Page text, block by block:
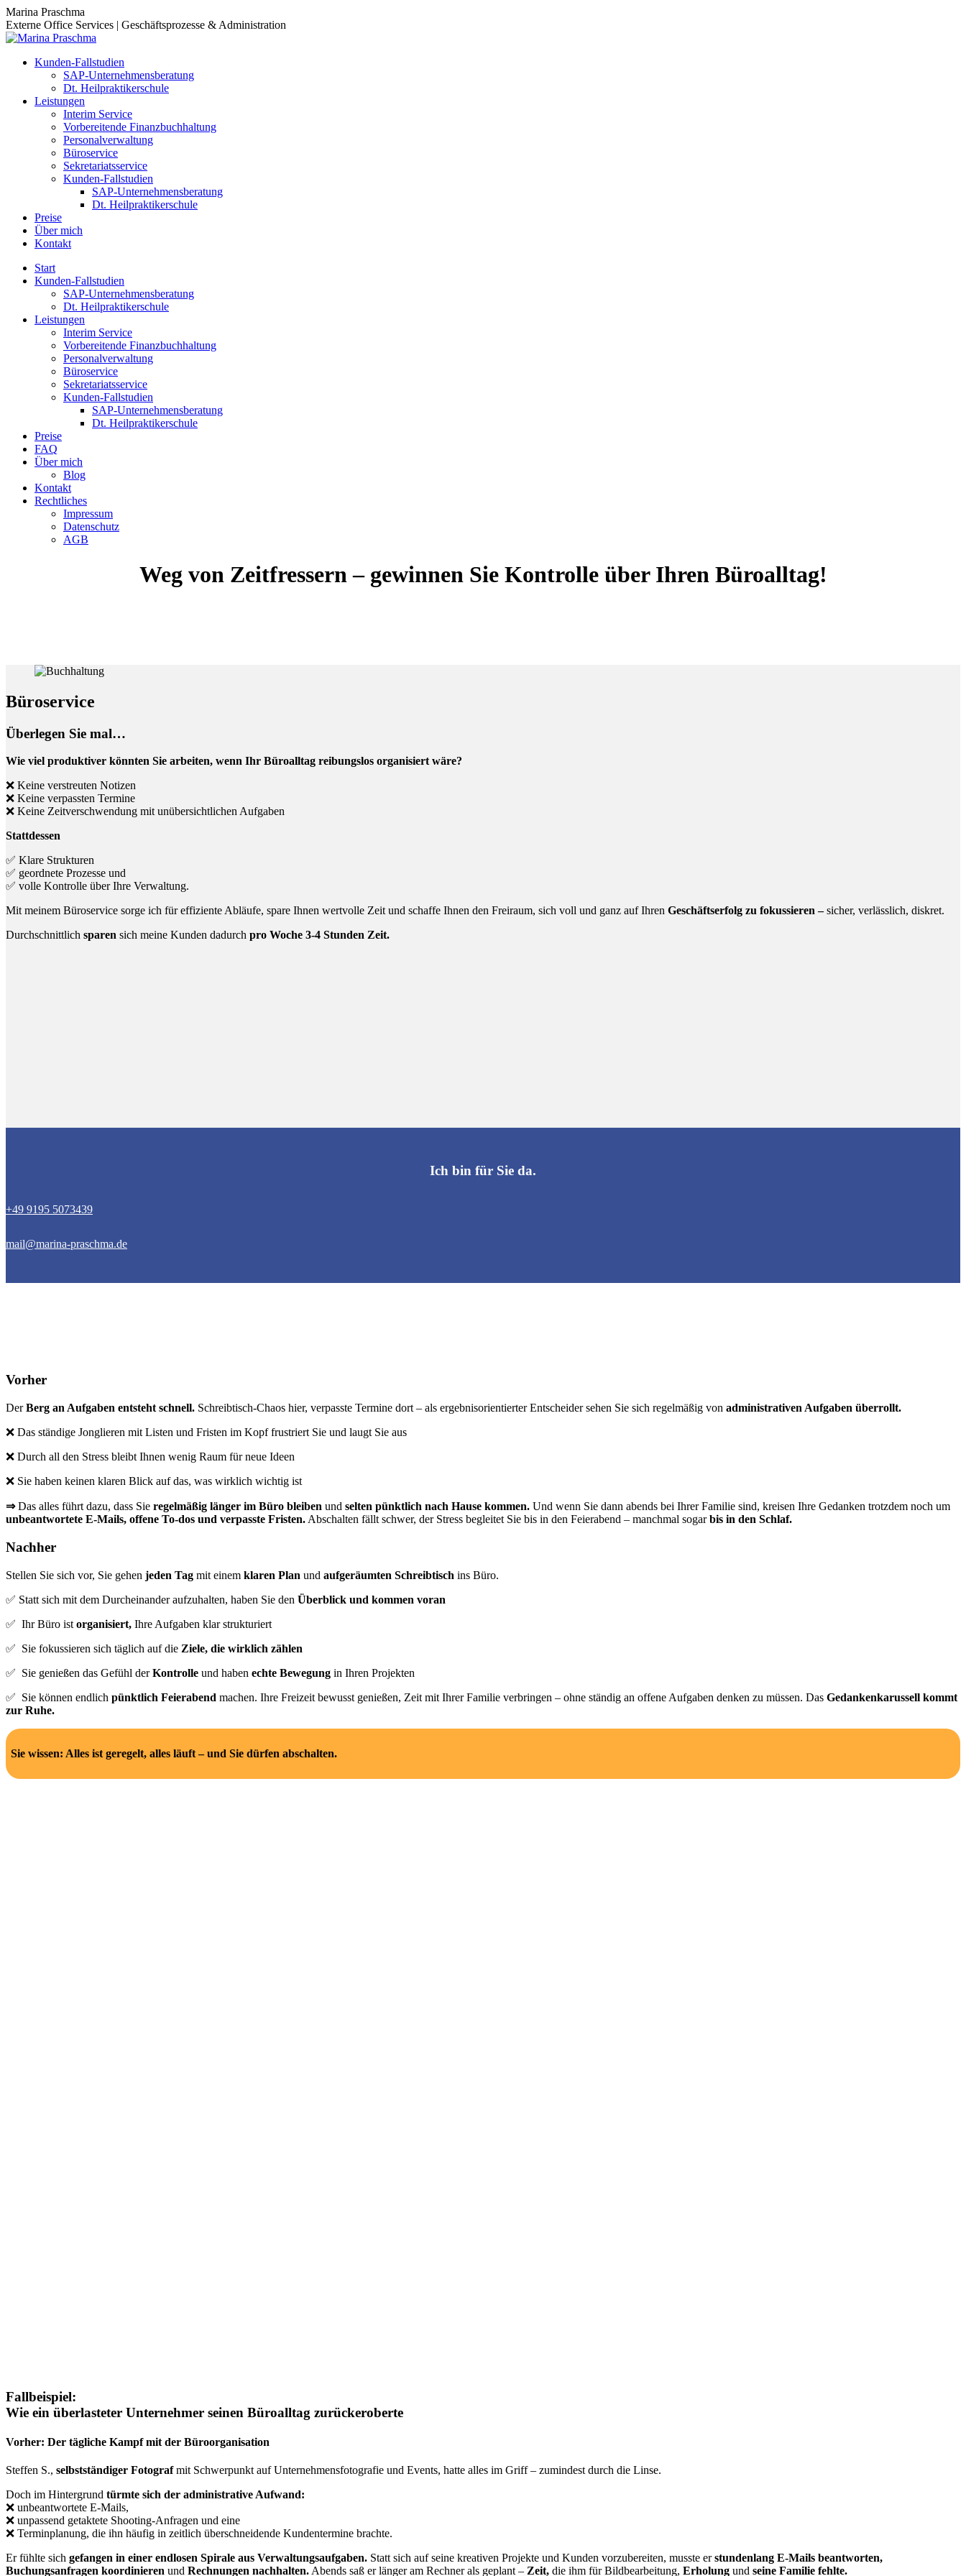
Zum
Inhalt
springen
Marina Praschma
Externe Office Services | Geschäftsprozesse & Administration
Kunden-Fallstudien
SAP-Unternehmensberatung
Dt. Heilpraktikerschule
Leistungen
Interim Service
Vorbereitende Finanzbuchhaltung
Personalverwaltung
Büroservice
Sekretariatsservice
Kunden-Fallstudien
SAP-Unternehmensberatung
Dt. Heilpraktikerschule
Preise
Über mich
Kontakt
Start
Kunden-Fallstudien
SAP-Unternehmensberatung
Dt. Heilpraktikerschule
Leistungen
Interim Service
Vorbereitende Finanzbuchhaltung
Personalverwaltung
Büroservice
Sekretariatsservice
Kunden-Fallstudien
SAP-Unternehmensberatung
Dt. Heilpraktikerschule
Preise
FAQ
Über mich
Blog
Kontakt
Rechtliches
Impressum
Datenschutz
AGB
Weg von Zeitfressern – gewinnen Sie Kontrolle über Ihren Büroalltag!
Büroservice
Überlegen Sie mal…
Wie viel produktiver könnten Sie arbeiten, wenn Ihr Büroalltag reibungslos organisiert wäre?
❌ Keine verstreuten Notizen
❌ Keine verpassten Termine
❌ Keine Zeitverschwendung mit unübersichtlichen Aufgaben
Stattdessen
✅ Klare Strukturen
✅ geordnete Prozesse und
✅ volle Kontrolle über Ihre Verwaltung.
Mit meinem Büroservice sorge ich für effiziente Abläufe, spare Ihnen wertvolle Zeit und schaffe Ihnen den Freiraum, sich voll und ganz auf Ihren Geschäftserfolg zu fokussieren –sicher, verlässlich, diskret.
Durchschnittlich sparen sich meine Kunden dadurch pro Woche 3-4 Stunden Zeit.
Ich bin für Sie da.
+49 9195 5073439
mail@marina-praschma.de
Vorher
DerBerg an Aufgaben entsteht schnell. Schreibtisch-Chaos hier, verpasste Termine dort – als ergebnisorientierter Entscheider sehen Sie sich regelmäßig von administrativen Aufgaben überrollt.
❌ Das ständige Jonglieren mit Listen und Fristen im Kopf frustriert Sie und laugt Sie aus
❌ Durch all den Stress bleibt Ihnen wenig Raum für neue Ideen
❌ Sie haben keinen klaren Blick auf das, was wirklich wichtig ist
⇒Das alles führt dazu, dass Sie regelmäßig länger im Büro bleiben und selten pünktlich nach Hause kommen. Und wenn Sie dann abends bei Ihrer Familie sind, kreisen Ihre Gedanken trotzdem noch um
unbeantwortete E-Mails, offene To-dos und verpasste Fristen. Abschalten fällt schwer, der Stress begleitet Sie bis in den Feierabend – manchmal sogarbis in den Schlaf.
Nachher
Stellen Sie sich vor, Sie gehen jeden Tag mit einem klaren Plan und aufgeräumten Schreibtisch ins Büro.
✅ Statt sich mit dem Durcheinander aufzuhalten, haben Sie den Überblick und kommen voran
✅ Ihr Büro ist organisiert, Ihre Aufgaben klar strukturiert
✅ Sie fokussieren sich täglich auf die Ziele, die wirklich zählen
✅ Sie genießen das Gefühl derKontrolle und haben echte Bewegung in Ihren Projekten
✅ Sie können endlich pünktlich Feierabend machen. Ihre Freizeit bewusst genießen, Zeit mit Ihrer Familie verbringen – ohne ständig an offene Aufgaben denken zu müssen. Das Gedankenkarussell kommt
zur Ruhe.
Sie wissen: Alles ist geregelt, alles läuft – und Sie dürfen abschalten.
Fallbeispiel:
Wie ein überlasteter Unternehmer seinen Büroalltag zurückeroberte
Vorher: Der tägliche Kampf mit der Büroorganisation
Steffen S., selbstständiger Fotografmit Schwerpunkt auf Unternehmensfotografie und Events, hatte alles im Griff – zumindest durch die Linse.
Doch im Hintergrund türmte sich der administrative Aufwand:
❌ unbeantwortete E-Mails,
❌ unpassend getaktete Shooting-Anfragen und eine
❌ Terminplanung, die ihn häufig in zeitlich überschneidende Kundentermine brachte.
Er fühlte sich gefangen in einer endlosen Spirale aus Verwaltungsaufgaben. Statt sich auf seine kreativen Projekte und Kunden vorzubereiten, musste erstundenlang E-Mails beantworten,
Buchungsanfragen koordinieren und Rechnungen nachhalten. Abends saß er länger am Rechner als geplant – Zeit, die ihm für Bildbearbeitung, Erholung und seine Familie fehlte.